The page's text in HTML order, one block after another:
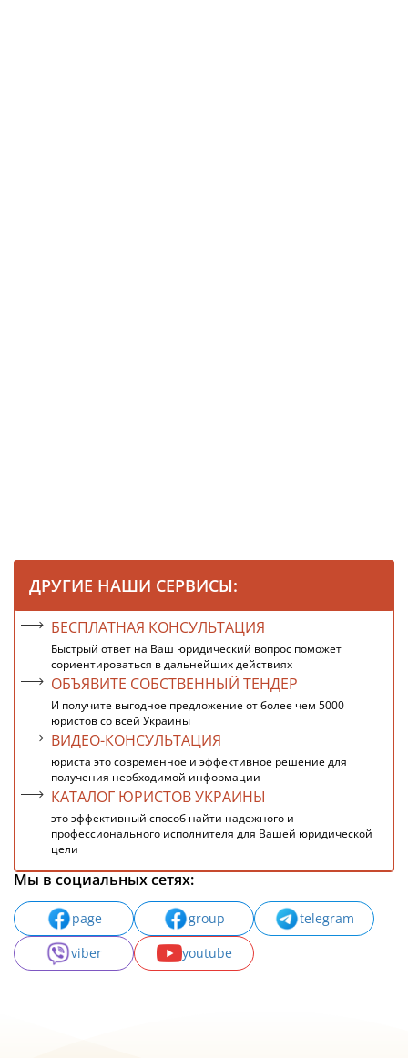
ДРУГИЕ НАШИ СЕРВИСЫ:
БЕСПЛАТНАЯ КОНСУЛЬТАЦИЯ
Быстрый ответ на Ваш юридический вопрос поможет
сориентироваться в дальнейших действиях
ОБЪЯВИТЕ СОБСТВЕННЫЙ ТЕНДЕР
И получите выгодное предложение от более чем 5000
юристов со всей Украины
ВИДЕО-КОНСУЛЬТАЦИЯ
юриста это современное и эффективное решение для
получения необходимой информации
КАТАЛОГ ЮРИСТОВ УКРАИНЫ
это эффективный способ найти надежного и
профессионального исполнителя для Вашей юридической
цели
Мы в социальных сетях:
page group
telegram
viber
youtube